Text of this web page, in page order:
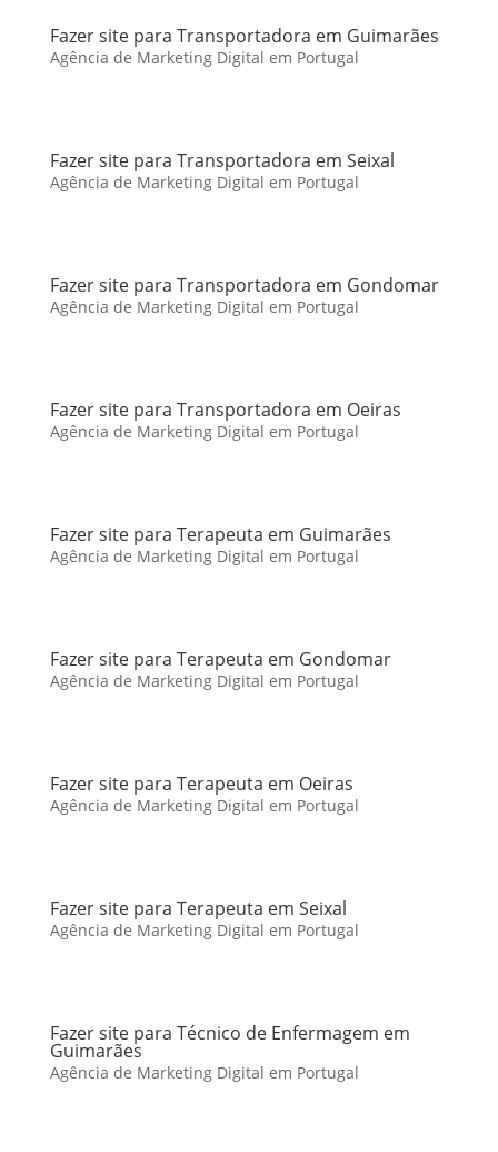
Fazer site para Transportadora em Guimarães
Agência de Marketing Digital em Portugal
Fazer site para Transportadora em Seixal
Agência de Marketing Digital em Portugal
Fazer site para Transportadora em Gondomar
Agência de Marketing Digital em Portugal
Fazer site para Transportadora em Oeiras
Agência de Marketing Digital em Portugal
Fazer site para Terapeuta em Guimarães
Agência de Marketing Digital em Portugal
Fazer site para Terapeuta em Gondomar
Agência de Marketing Digital em Portugal
Fazer site para Terapeuta em Oeiras
Agência de Marketing Digital em Portugal
Fazer site para Terapeuta em Seixal
Agência de Marketing Digital em Portugal
Fazer site para Técnico de Enfermagem em
Guimarães
Agência de Marketing Digital em Portugal